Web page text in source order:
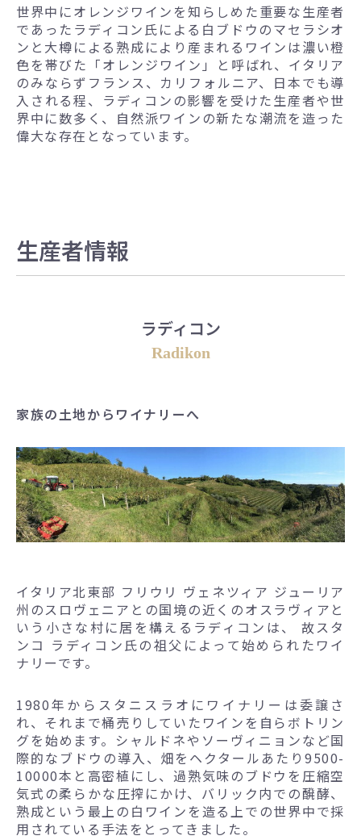
世界中にオレンジワインを知らしめた重要な生産者
であったラディコン氏による白ブドウのマセラシオ
ンと大樽による熟成により産まれるワインは濃い橙
色を帯びた「オレンジワイン」と呼ばれ、イタリア
のみならずフランス、カリフォルニア、日本でも導
入される程、ラディコンの影響を受けた生産者や世
界中に数多く、自然派ワインの新たな潮流を造った
偉大な存在となっています。
生産者情報
ラディコン
Radikon
家族の土地からワイナリーへ
イタリア北東部 フリウリ ヴェネツィア ジューリア
州のスロヴェニアとの国境の近くのオスラヴィアと
いう小さな村に居を構えるラディコンは、 故スタ
ンコ ラディコン氏の祖父によって始められたワイ
ナリーです。
1980年からスタニスラオにワイナリーは委譲さ
れ、それまで桶売りしていたワインを自らボトリン
グを始めます。シャルドネやソーヴィニョンなど国
際的なブドウの導入、畑をヘクタールあたり9500-
10000本と高密植にし、過熟気味のブドウを圧縮空
気式の柔らかな圧搾にかけ、バリック内での醗酵、
熟成という最上の白ワインを造る上での世界中で採
用されている手法をとってきました。